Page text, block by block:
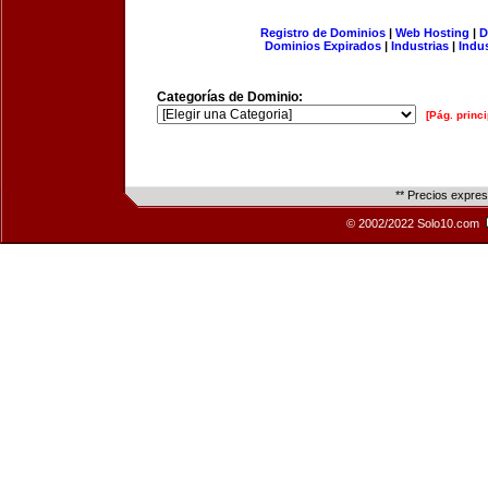
Registro de Dominios| Web Hosting |
Dominios Expirados | Industrias |
Categorías de Dominio:
[Pág.
** Precios
© 2002/2022 Solo10.com